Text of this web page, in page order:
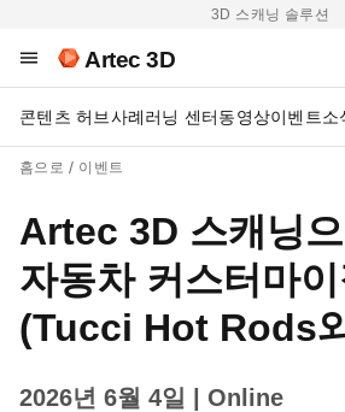
3D 스캐닝 솔루션
Artec 3D
콘텐츠 허브사례러닝 센터동영상이벤트소
홈으로 이벤트
Artec 3D 스캐닝
자동차 커스터마이
(Tucci Hot Rods
2026년 6월 4일 | Online